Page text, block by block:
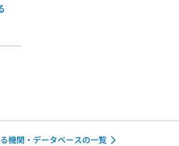
機関・データベースの一覧